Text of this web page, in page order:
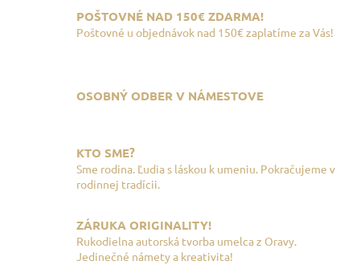
POŠTOVNÉ NAD 150€ ZDARMA!
Poštovné u objednávok nad 150€ zaplatíme za Vás!
OSOBNÝ ODBER V NÁMESTOVE
KTO SME?
Sme rodina. Ľudia s láskou k umeniu. Pokračujeme v
rodinnej tradícii.
ZÁRUKA ORIGINALITY!
Rukodielna autorská tvorba umelca z Oravy.
Jedinečné námety a kreativita!